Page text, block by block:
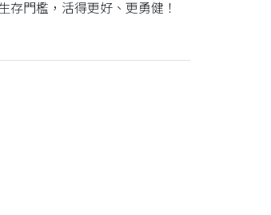
存門檻，活得更好、更勇健！